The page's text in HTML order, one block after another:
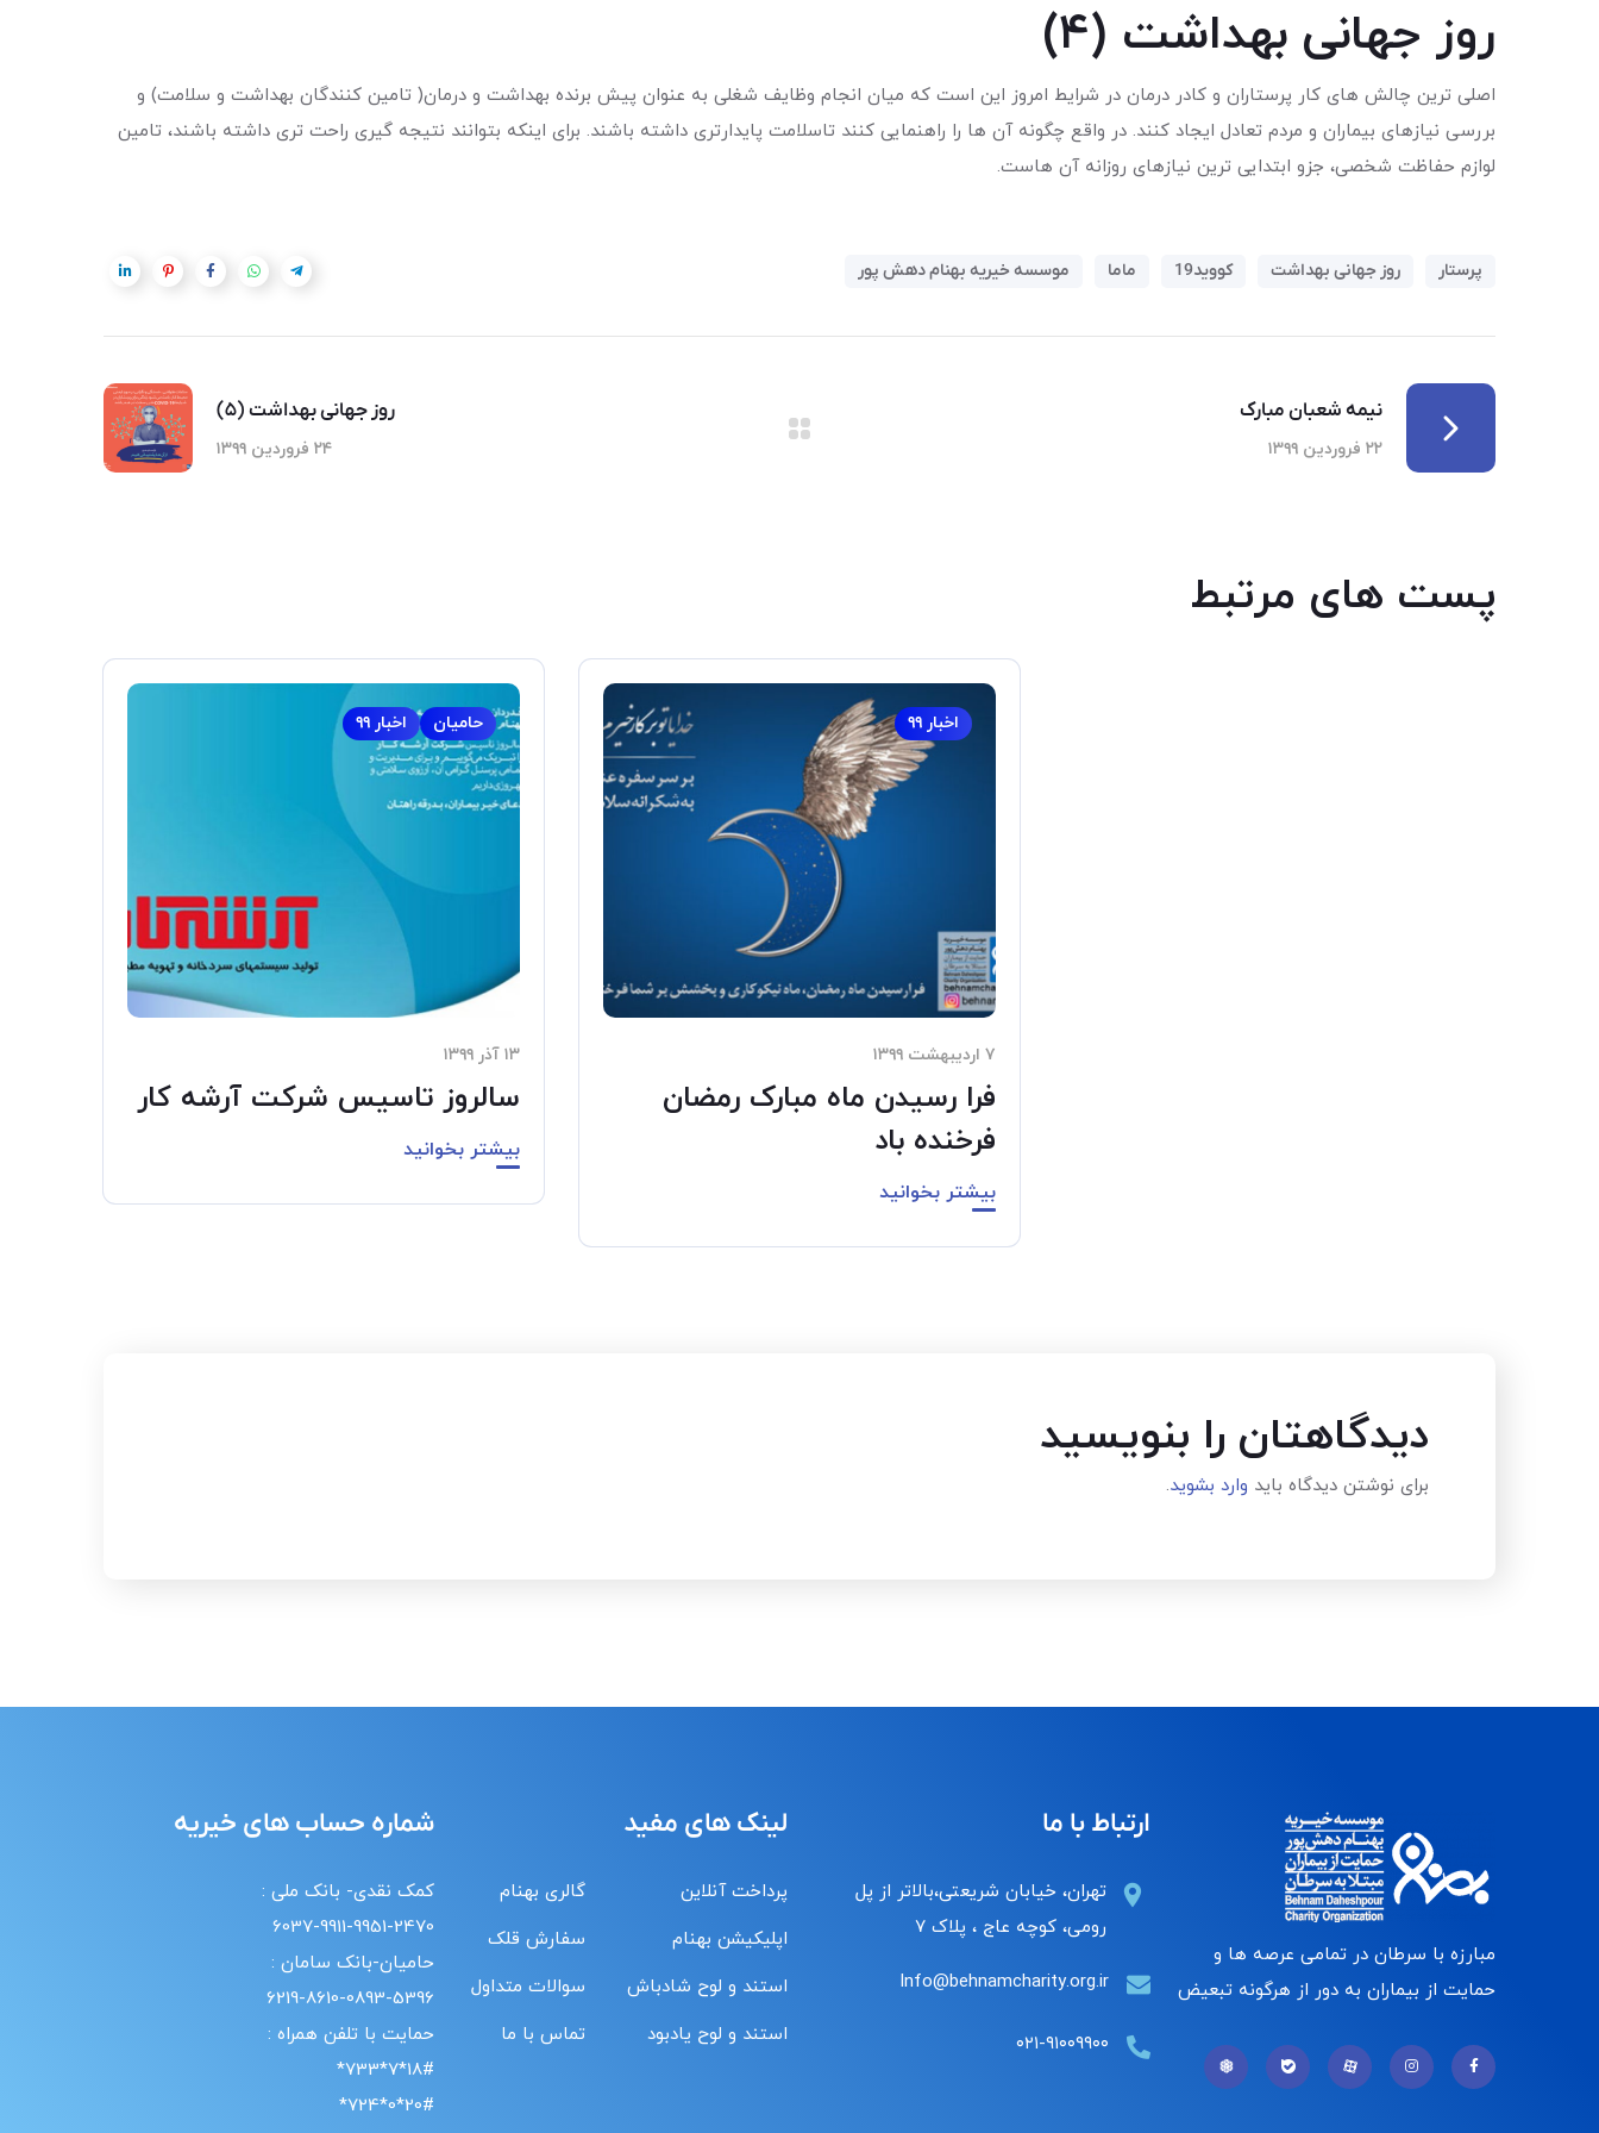
روز جهانی بهداشت (۴)
اصلی ترین چالش های کار پرستاران و کادر درمان در شرایط امروز این است که میان انجام وظایف شغلی به عنوان پیش برنده بهداشت و درمان( تامین کنندگان بهداشت و سلامت) و
بررسی نیازهای بیماران و مردم تعادل ایجاد کنند. در واقع چگونه آن ها را راهنمایی کنند تاسلامت پایدارتری داشته باشند. برای اینکه بتوانند نتیجه گیری راحت تری داشته باشند، تامین
لوازم حفاظت شخصی، جزو ابتدایی ترین نیازهای روزانه آن هاست.
پرستار روز جهانی بهداشت کووید19 ماما موسسه خیریه بهنام دهش پور
نیمه شعبان مبارک
۲۲ فروردین ۱۳۹۹
روز جهانی بهداشت (۵)
۲۴ فروردین ۱۳۹۹
پست های مرتبط
اخبار ۹۹
۷ اردیبهشت ۱۳۹۹
فرا رسیدن ماه مبارک رمضان
فرخنده باد
بیشتر بخوانید
اخبار ۹۹ حامیان
۱۳ آذر ۱۳۹۹
سالروز تاسیس شرکت آرشه کار
بیشتر بخوانید
دیدگاهتان را بنویسید
برای نوشتن دیدگاه باید وارد بشوید.
مبارزه با سرطان در تمامی عرصه ها و
حمایت از بیماران به دور از هرگونه تبعیض
ارتباط با ما
تهران، خیابان شریعتی،بالاتر از پل
رومی، کوچه عاج ، پلاک ۷
Info@behnamcharity.org.ir
۰۲۱-۹۱۰۰۹۹۰۰
لینک های مفید
پرداخت آنلاین
اپلیکیشن بهنام
استند و لوح شادباش
استند و لوح یادبود
گالری بهنام
سفارش قلک
سوالات متداول
تماس با ما
شماره حساب های خیریه
کمک نقدی- بانک ملی :
6037-9911-9951-2470
حامیان-بانک سامان :
6219-8610-0893-5396
حمایت با تلفن همراه :
18#*7*733*
20#*0*724*